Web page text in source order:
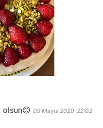
09 Mayıs 2020 22:02